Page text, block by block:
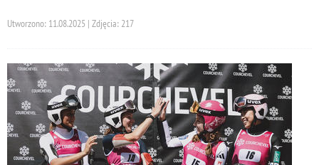
Utworzono: 11.08.2025 | Zdjęcia: 217